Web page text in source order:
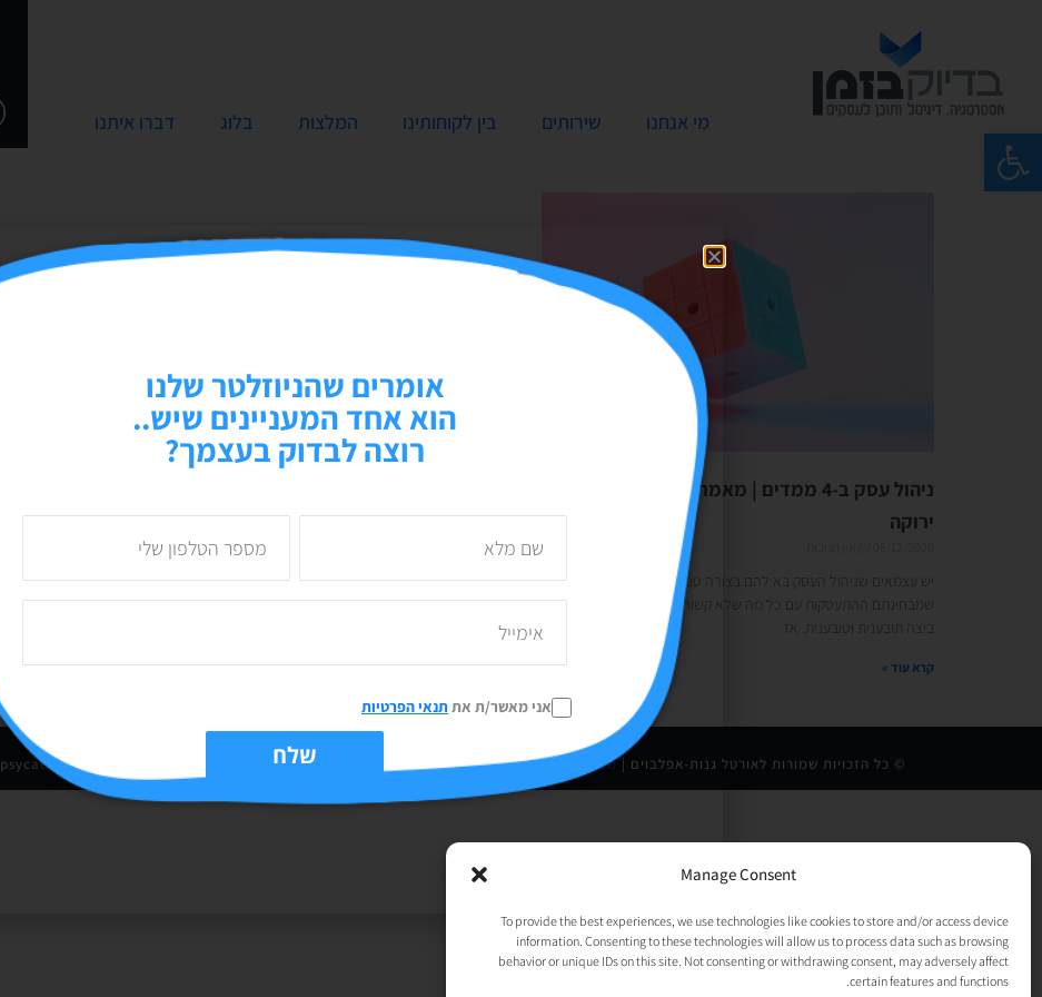
פתח סרגל נגישות
Manage Consent
To provide the best experiences, we use technologies like cookies to store and/or access device
information. Consenting to these technologies will allow us to process data such as browsing
behavior or unique IDs on this site. Not consenting or withdrawing consent, may adversely affect
certain features and functions.
מי אנחנו שירותים בין לקוחותינו המלצות בלוג דברו איתנו
ניהול עסק ב-4 ממדים | מאמר אורח: חשבונית
ירוקה
יש עצמאים שניהול העסק בא להם בצורה טבעית וזורמת ויש עצמאים
שמבחינתם ההתעסקות עם כל מה שלא קשור לעבודה עצמה, היא
ביצה תובענית וטובענית. אז
קרא עוד »
© כל הזכויות שמורות לאורטל גנות-אפלבוים |מדיניות פרטיות| נבנה ע״י , העסק החברתי לבניית אתרים | עיצוב וגרפיקה:psycat
אומרים שהניוזלטר שלנו
הוא אחד המעניינים שיש..
רוצה לבדוק בעצמך?
אני מאשר/ת אתתנאי הפרטיות
שלח